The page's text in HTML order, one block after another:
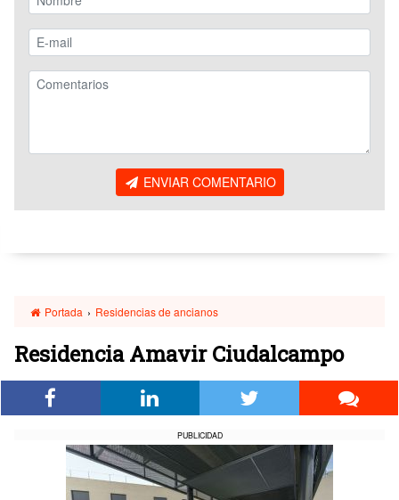
ENVIAR COMENTARIO
Portada › Residencias de ancianos
Residencia Amavir Ciudalcampo
PUBLICIDAD